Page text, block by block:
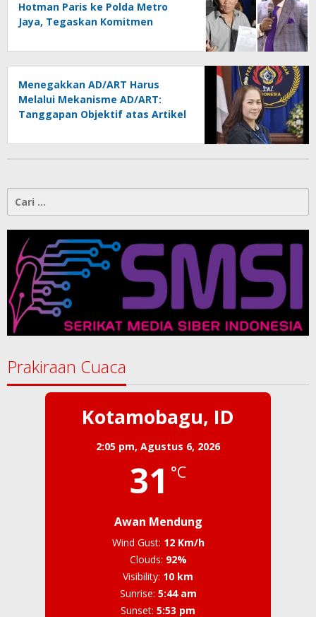
Hotman Paris ke Polda Metro
Jaya, Tegaskan Komitmen
Menegakkan AD/ART Harus
Melalui Mekanisme AD/ART:
Tanggapan Objektif atas Artikel
Konspirasi Melanggar Aturan”
untuk:
Prakiraan Cuaca
Kotamobagu, ID
2:05 pm, Agustus 6, 2026
31 °C
Awan Mendung
Wind Gust: 12 Km/h
Clouds: 92%
Visibility: 10 km
Sunrise: 5:44 am
Sunset: 5:53 pm